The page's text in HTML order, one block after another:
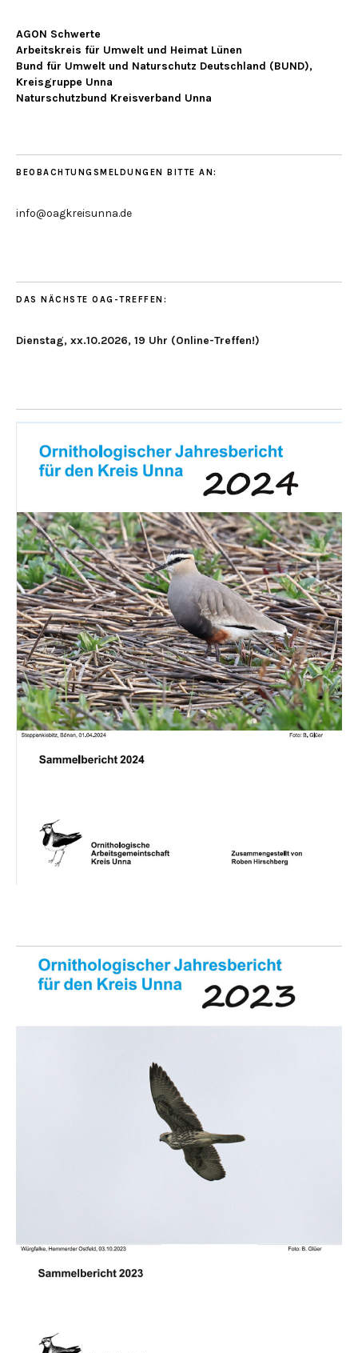
AGON Schwerte
Arbeitskreis für Umwelt und Heimat Lünen
Bund für Umwelt und Naturschutz Deutschland (BUND),
Kreisgruppe Unna
Naturschutzbund Kreisverband Unna
BEOBACHTUNGSMELDUNGEN BITTE AN:
info@oagkreisunna.de
DAS NÄCHSTE OAG-TREFFEN:
Dienstag, xx.10.2026, 19 Uhr (Online-Treffen!)